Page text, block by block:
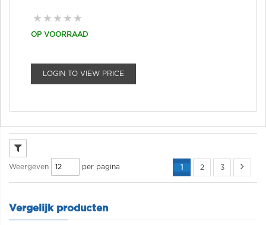
OP VOORRAAD
LOGIN TO VIEW PRICE
Weergeven per pagina 1 2 3
Vergelijk producten